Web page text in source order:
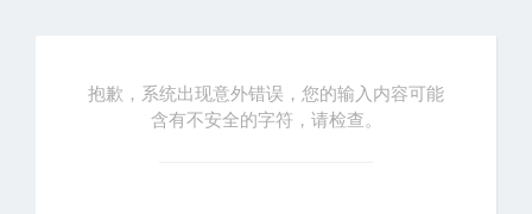
抱歉，系统出现意外错误，您的输入内容可能
含有不安全的字符，请检查。